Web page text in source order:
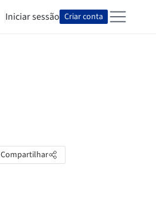
Iniciar sessão Criar conta
Compartilhar